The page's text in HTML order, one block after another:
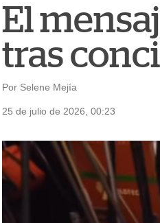
El
tras
Por Selene Mejía
25 de julio de 2026, 00:23